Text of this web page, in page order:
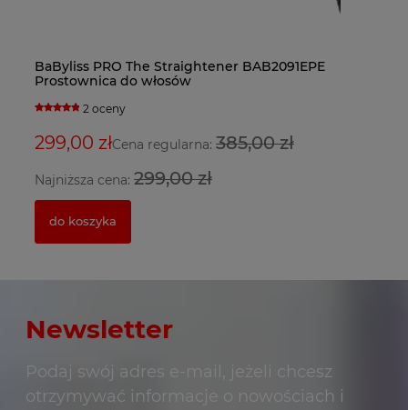
BaByliss PRO The Straightener BAB2091EPE
Prostownica do włosów
2 oceny
299,00 złCena regularna: 385,00 zł
Najniższa cena: 299,00 zł
do koszyka
Newsletter
Podaj swój adres e-mail, jeżeli chcesz
otrzymywać informacje o nowościach i